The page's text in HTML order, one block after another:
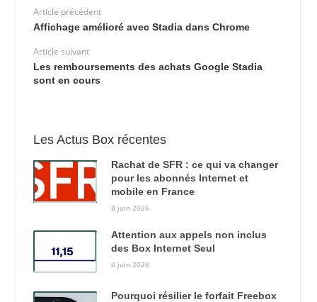
Article précédent
Affichage amélioré avec Stadia dans Chrome
Article suivant
Les remboursements des achats Google Stadia
sont en cours
Les Actus Box récentes
Rachat de SFR : ce qui va changer
pour les abonnés Internet et
mobile en France
8 juin 2026
Attention aux appels non inclus
des Box Internet Seul
4 juin 2026
Pourquoi résilier le forfait Freebox